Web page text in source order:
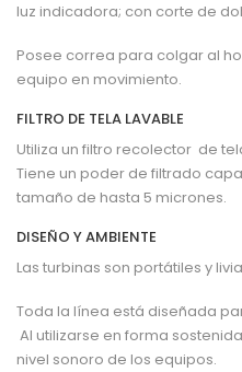
luz indicadora; con corte de
Posee correa para colgar al
equipo en movimiento.
FILTRO DE TELA LAVABLE
Utiliza un filtro recolector de
Tiene un poder de filtrado
tamaño de hasta 5 micrones.
DISEÑO Y AMBIENTE
Las turbinas son portátiles y
Toda la línea está diseñada
Al utilizarse en forma
nivel sonoro de los equipos.